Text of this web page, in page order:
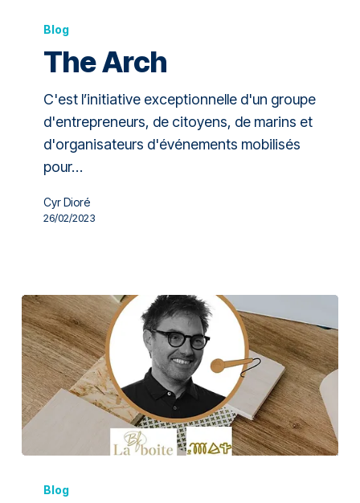
Blog
The Arch
C'est l’initiative exceptionnelle d'un groupe
d'entrepreneurs, de citoyens, de marins et
d'organisateurs d'événements mobilisés
pour…
Cyr Dioré
26/02/2023
Blog